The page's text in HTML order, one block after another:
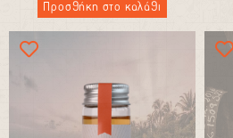
Προσθήκη στο καλάθι